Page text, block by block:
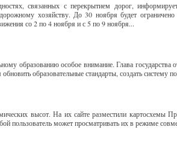
связанных с перекрытием дорог,
хозяйству. До 30 ноября будет
со 2 по 4 ноября и с 5 по 9 ноября...
образованию особое внимание. Глава государства
образовательные стандарты, создать систему
высот. На их сайте разместили картосхемы
пользователь может просматривать их в режиме